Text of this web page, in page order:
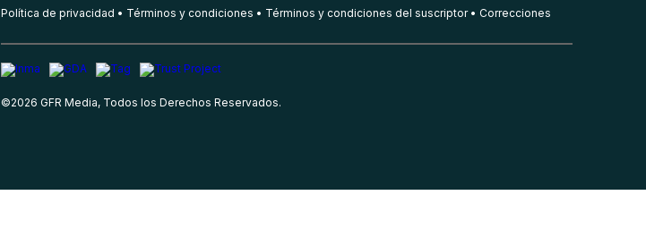
Política de privacidad Términos y condiciones Términos y condiciones del suscriptor Correcciones
©2026 GFR Media, Todos los Derechos Reservados.